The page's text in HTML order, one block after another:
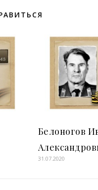
Белоногов
31.07.2020